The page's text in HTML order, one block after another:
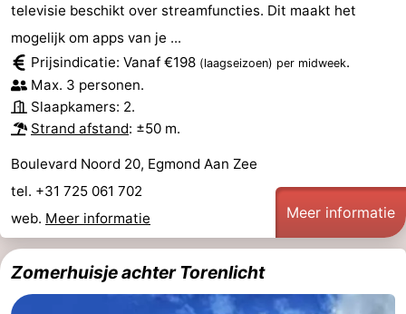
televisie beschikt over streamfuncties. Dit maakt het
mogelijk om apps van je ...
Prijsindicatie: Vanaf €198 (laagseizoen) per midweek.
Max. 3 personen.
Slaapkamers: 2.
Strand afstand: ±50 m.
Boulevard Noord 20, Egmond Aan Zee
tel. +31 725 061 702
web. Meer informatie Meer informatie
Zomerhuisje achter Torenlicht